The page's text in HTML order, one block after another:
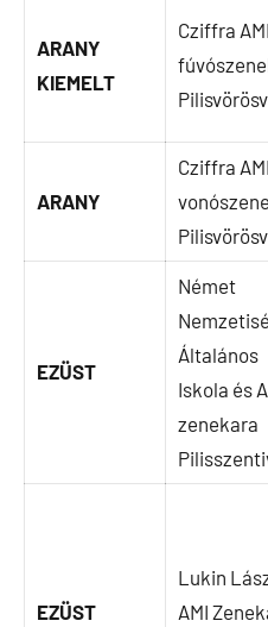
ARANY
KIEMELT
Cziffra AMI
ARANY
Cziffra AMI
EZÜST
Német
Általános
Iskola és
zenekara
EZÜST
Lukin
AMI